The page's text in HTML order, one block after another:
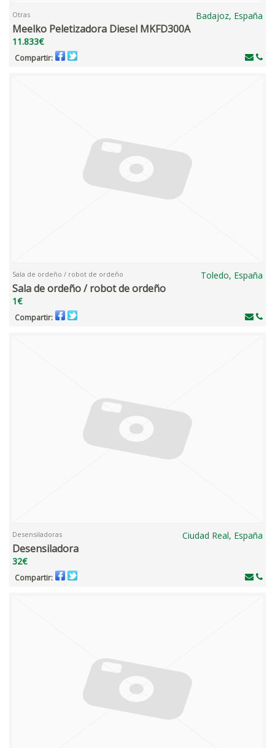
Otras Badajoz, España
Meelko Peletizadora Diesel MKFD300A
11.833€
Compartir:
Sala de ordeño / robot de ordeño Toledo, España
Sala de ordeño / robot de ordeño
1€
Compartir:
Desensiladoras Ciudad Real, España
Desensiladora
32€
Compartir: